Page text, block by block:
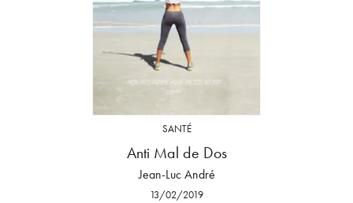
SANTÉ
Anti Mal de Dos
Jean-Luc André
13/02/2019